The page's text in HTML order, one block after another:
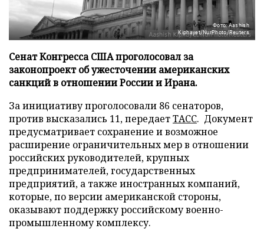
Фото: Aashish
Kiphayet/NurPhoto/Reuters
Сенат Конгресса США проголосовал за
законопроект об ужесточении американских
санкций в отношении России и Ирана.
За инициативу проголосовали 86 сенаторов,
против высказались 11, передаетТАСС. Документ
предусматривает сохранение и возможное
расширение ограничительных мер в отношении
российских руководителей, крупных
предпринимателей, государственных
предприятий, а также иностранных компаний,
которые, по версии американской стороны,
оказывают поддержку российскому военно-
промышленному комплексу.